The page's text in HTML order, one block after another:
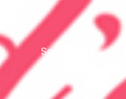
Scorri giù